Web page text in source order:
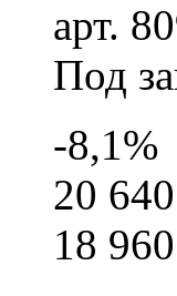
арт.
Под
-8,1%
20 640
18 960